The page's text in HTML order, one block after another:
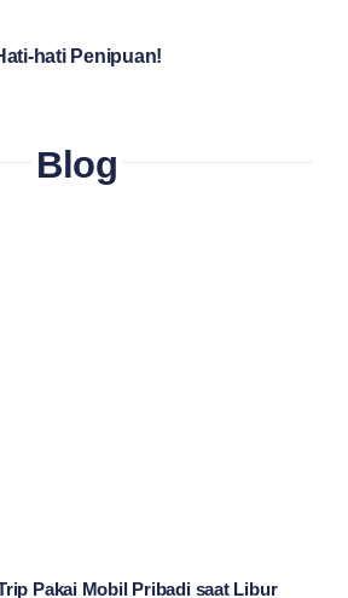
hati Penipuan!
Blog
Pakai Mobil Pribadi saat Libur